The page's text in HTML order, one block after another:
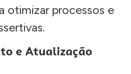
otimizar processos e
e Atualização